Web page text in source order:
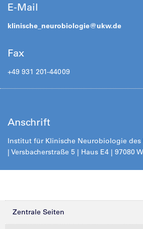
E-Mail
klinische_neurobiologie@ukw.de
Fax
+49 931 201-44009
Anschrift
Institut für Klinische Neurobiologie
| Versbacherstraße 5 | Haus E4 | 97080
Zentrale Seiten